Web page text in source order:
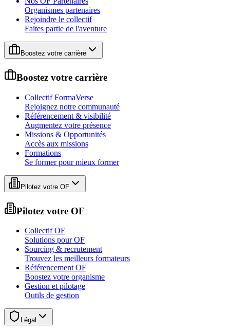
Organismes partenaires
Rejoindre le collectif
Faites partie de l'aventure
Boostez votre carrière
Boostez votre carrière
Collectif FormaVerse
Rejoignez notre communauté
Référencement & visibilité
Augmentez votre présence
Missions & Opportunités
Accès aux missions
Formations
Se former pour mieux former
Pilotez votre OF
Pilotez votre OF
Collectif OF
Solutions pour OF
Sourcing & recrutement
Trouvez les meilleurs formateurs
Référencement OF
Boostez votre organisme
Gestion et pilotage
Outils de gestion
Légal